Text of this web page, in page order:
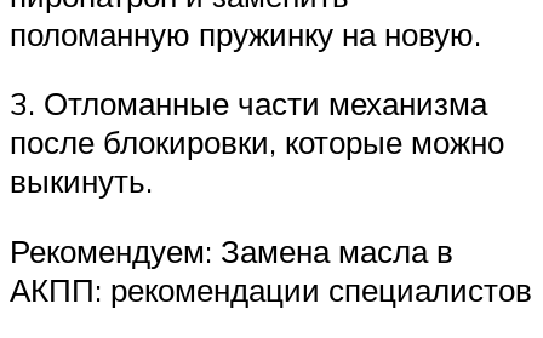
поломанную пружинку на новую.
3. Отломанные части механизма
после блокировки, которые можно
выкинуть.
Рекомендуем: Замена масла в
АКПП: рекомендации специалистов